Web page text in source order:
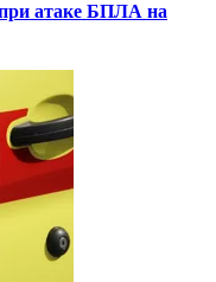
атаке БПЛА на